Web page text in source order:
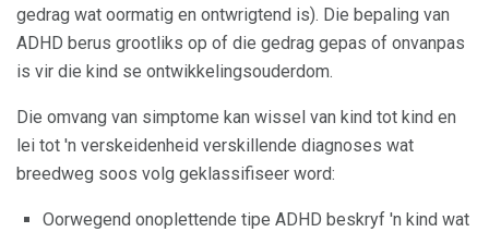
gedrag wat oormatig en ontwrigtend is). Die bepaling van
ADHD berus grootliks op of die gedrag gepas of onvanpas
is vir die kind se ontwikkelingsouderdom.
Die omvang van simptome kan wissel van kind tot kind en
lei tot 'n verskeidenheid verskillende diagnoses wat
breedweg soos volg geklassifiseer word:
Oorwegend onoplettende tipe ADHD beskryf 'n kind wat